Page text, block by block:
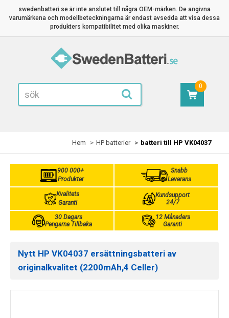
swedenbatteri.se är inte anslutet till några OEM-märken. De angivna
varumärkena och modellbeteckningarna är endast avsedda att visa dessa
produkters kompatibilitet med olika maskiner.
0
Hem HP batterier batteri till HP VK04037
900 000+
Produkter
Snabb
Leverans
Kvalitets
Garanti
Kundsupport
24/7
30 Dagars
Pengarna Tillbaka
12 Månaders
Garanti
Nytt HP VK04037 ersättningsbatteri av
originalkvalitet (2200mAh,4 Celler)